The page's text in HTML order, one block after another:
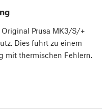
Original Prusa MK3/S/+
Dies führt zu einem
mit thermischen Fehlern.